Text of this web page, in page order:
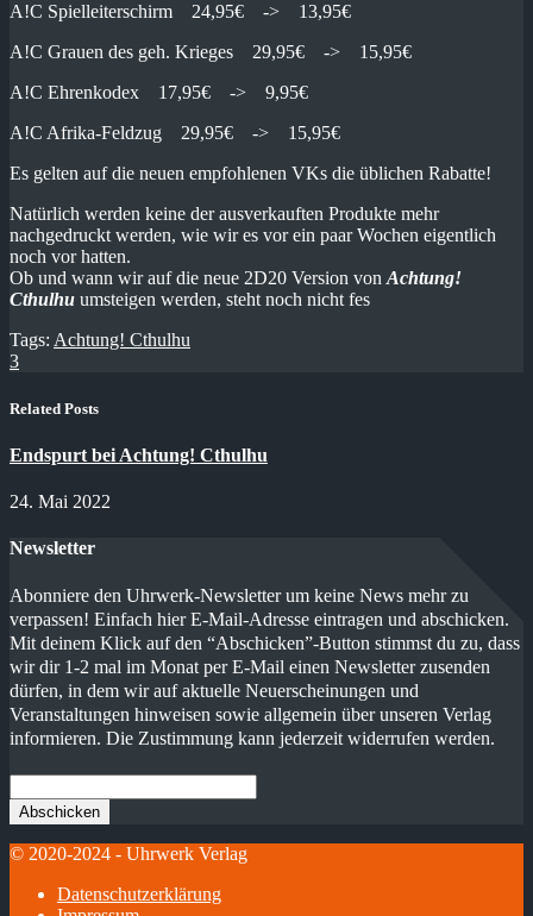
A!C Spielleiterschirm 24,95€ -> 13,95€
A!C Grauen des geh. Krieges 29,95€ -> 15,95€
A!C Ehrenkodex 17,95€ -> 9,95€
A!C Afrika-Feldzug 29,95€ -> 15,95€
Es gelten auf die neuen empfohlenen VKs die üblichen Rabatte!
Natürlich werden keine der ausverkauften Produkte mehr
nachgedruckt werden, wie wir es vor ein paar Wochen eigentlich
noch vor hatten.
Ob und wann wir auf die neue 2D20 Version von Achtung!
Cthulhu umsteigen werden, steht noch nicht fes
Tags: Achtung! Cthulhu
3
Related Posts
Endspurt bei Achtung! Cthulhu
24. Mai 2022
Newsletter
Abonniere den Uhrwerk-Newsletter um keine News mehr zu
verpassen! Einfach hier E-Mail-Adresse eintragen und abschicken.
Mit deinem Klick auf den “Abschicken”-Button stimmst du zu, dass
wir dir 1-2 mal im Monat per E-Mail einen Newsletter zusenden
dürfen, in dem wir auf aktuelle Neuerscheinungen und
Veranstaltungen hinweisen sowie allgemein über unseren Verlag
informieren. Die Zustimmung kann jederzeit widerrufen werden.
© 2020-2024 - Uhrwerk Verlag
Datenschutzerklärung